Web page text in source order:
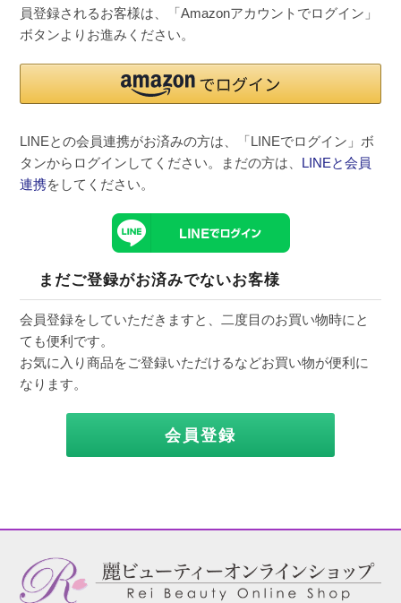
員登録されるお客様は、「Amazonアカウントでログイン」
ボタンよりお進みください。
LINEとの会員連携がお済みの方は、「LINEでログイン」ボ
タンからログインしてください。まだの方は、 LINEと会員
連携をしてください。
まだご登録がお済みでないお客様
会員登録をしていただきますと、二度目のお買い物時にと
ても便利です。
お気に入り商品をご登録いただけるなどお買い物が便利に
なります。
会員登録